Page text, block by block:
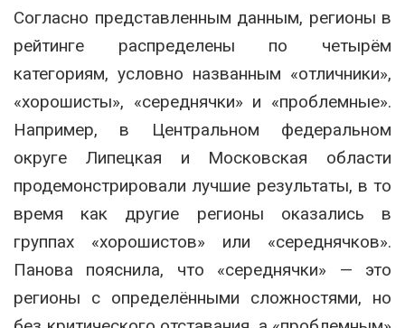
Согласно представленным данным, регионы в
рейтинге распределены по четырём
категориям, условно названным «отличники»,
«хорошисты», «середнячки» и «проблемные».
Например, в Центральном федеральном
округе Липецкая и Московская области
продемонстрировали лучшие результаты, в то
время как другие регионы оказались в
группах «хорошистов» или «середнячков».
Панова пояснила, что «середнячки» — это
регионы с определёнными сложностями, но